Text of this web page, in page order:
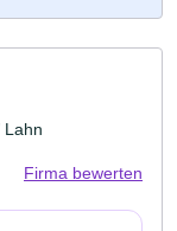
Lahn
Firma bewerten